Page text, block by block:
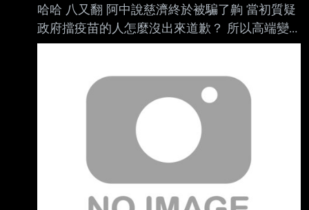
哈哈 八又翻 阿中說慈濟終於被騙了齁 當初質疑
政府擋疫苗的人怎麼沒出來道歉？ 所以高端變
有效疫苗了沒？ 因為高端錯失機會或打了無效
-- 不如喝宮廟符水